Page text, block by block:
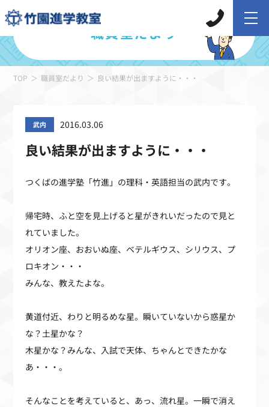
職員室だより
TOP 職員室だより 良い結果が出ますように・・・
武内 2016.03.06
良い結果が出ますように・・・
つくばの進学塾「竹進」の理科・英語担当の武内です。
帰宅時、ふと空を見上げると星がきれいだったので見と
れていました。
オリオン座、おおいぬ座、ベテルギウス、シリウス、プ
ロキオン・・・
みんな、教えたよな。
黄道付近、わりと明るめな星。瞬いていないから惑星か
な？土星かな？
木星かな？みんな、入試で天体、ちゃんとできたかな
あ・・・。
そんなことを考えていると、あっ、流れ星。一瞬で消え